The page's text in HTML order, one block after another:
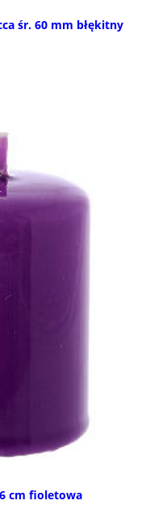
śr. 60 mm błękitny
cm fioletowa